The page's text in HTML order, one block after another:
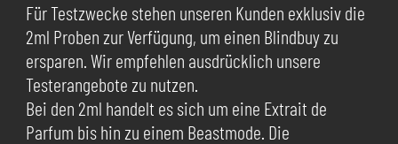
Für Testzwecke stehen unseren Kunden exklusiv die
2ml Proben zur Verfügung, um einen Blindbuy zu
ersparen. Wir empfehlen ausdrücklich unsere
Testerangebote zu nutzen.
Bei den 2ml handelt es sich um eine Extrait de
Parfum bis hin zu einem Beastmode. Die